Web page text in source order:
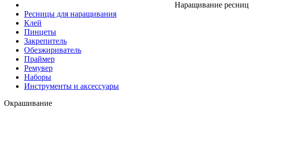
Наращивание ресниц
Ресницы для наращивания
Клей
Пинцеты
Закрепитель
Обезжириватель
Праймер
Ремувер
Наборы
Инструменты и аксессуары
Окрашивание